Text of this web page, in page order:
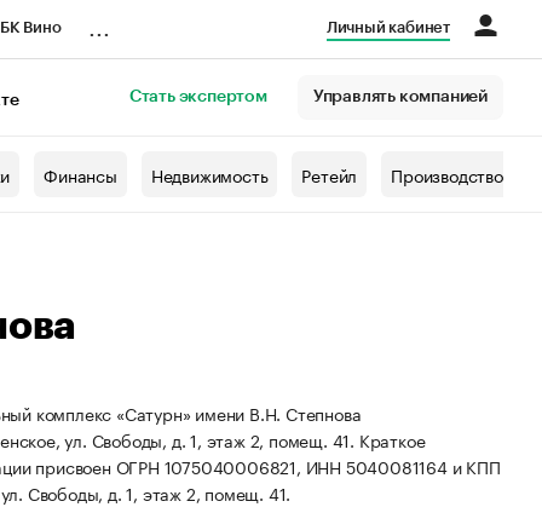
Вино Личный кабинет
Стать экспертом Управлять компанией
Финансы Недвижимость Ретейл Производство
комплекс «Сатурн» имени В.Н. Степнова
ул. Свободы, д. 1, этаж 2, помещ. 41. Краткое
присвоен ОГРН 1075040006821, ИНН 5040081164 и КПП
Свободы, д. 1, этаж 2, помещ. 41.